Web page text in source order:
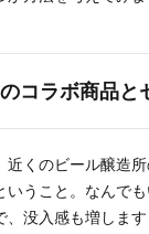
コラボ商品と
近くのビール醸造
いうこと。なんで
、没入感も増しま